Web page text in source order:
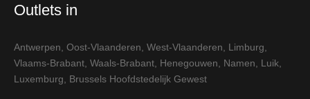
Outlets in
Antwerpen, Oost-Vlaanderen, West-Vlaanderen, Limburg,
Vlaams-Brabant, Waals-Brabant, Henegouwen, Namen, Luik,
Luxemburg, Brussels Hoofdstedelijk Gewest